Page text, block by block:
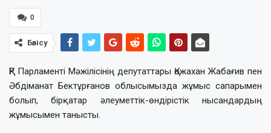
0
Бөлісу
ҚР Парламенті Мәжілісінің депутаттары Қожахан Жабағив пен
Әбдіманат Бектұрғанов облысымызда жұмыс сапарымен
болып, бірқатар әлеуметтік-өндірістік нысандардың
жұмысымен танысты.